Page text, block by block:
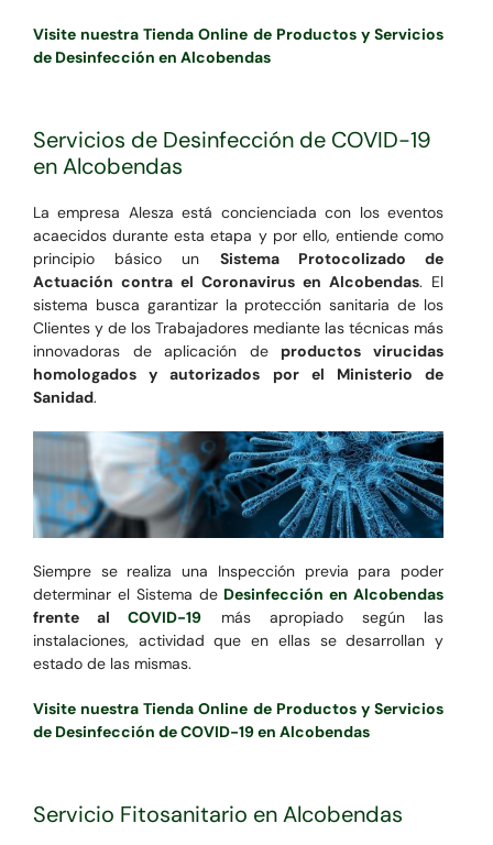
Visite nuestra Tienda Online de Productos y Servicios
de Desinfección en Alcobendas
Servicios de Desinfección de COVID-19
en Alcobendas
La empresa Alesza está concienciada con los eventos
acaecidos durante esta etapa y por ello, entiende como
principio básico un Sistema Protocolizado de
Actuación contra el Coronavirus en Alcobendas. El
sistema busca garantizar la protección sanitaria de los
Clientes y de los Trabajadores mediante las técnicas más
innovadoras de aplicación de productos virucidas
homologados y autorizados por el Ministerio de
Sanidad.
Siempre se realiza una Inspección previa para poder
determinar el Sistema de Desinfección en Alcobendas
frente alCOVID-19 más apropiado según las
instalaciones, actividad que en ellas se desarrollan y
estado de las mismas.
Visite nuestra Tienda Online de Productos y Servicios
de Desinfección de COVID-19 en Alcobendas
Servicio Fitosanitario en Alcobendas